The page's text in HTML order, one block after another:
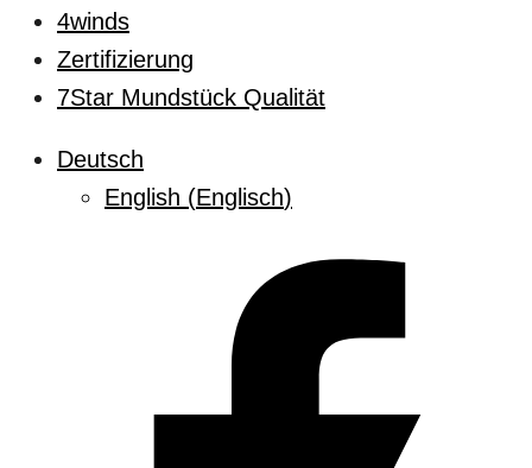
4winds
Zertifizierung
7Star Mundstück Qualität
Deutsch
English (Englisch)